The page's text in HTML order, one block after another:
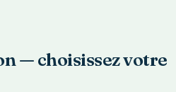
— choisissez votre